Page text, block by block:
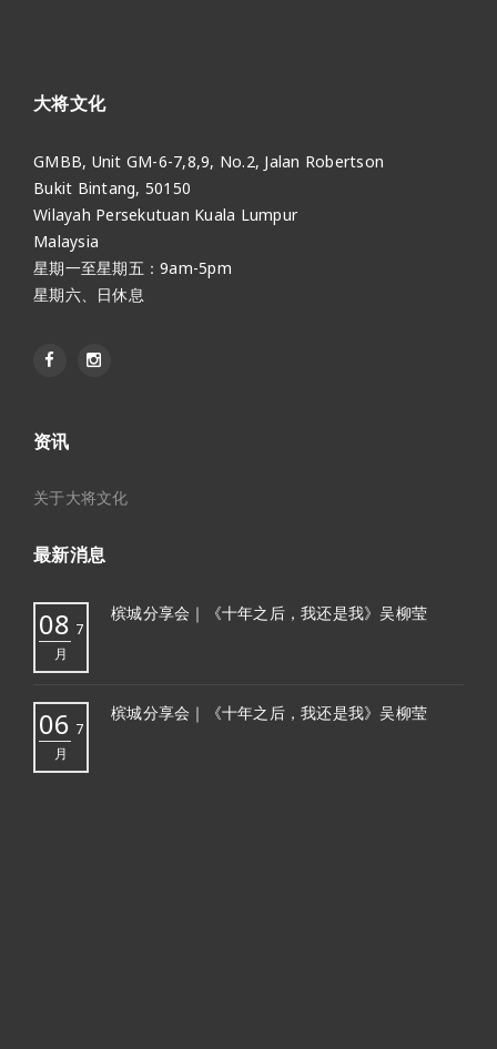
大将文化
GMBB, Unit GM-6-7,8,9, No.2, Jalan Robertson
Bukit Bintang, 50150
Wilayah Persekutuan Kuala Lumpur
Malaysia
星期一至星期五：9am-5pm
星期六、日休息
资讯
关于大将文化
最新消息
08 7
月
槟城分享会｜《十年之后，我还是我》吴柳莹
06 7
月
槟城分享会｜《十年之后，我还是我》吴柳莹